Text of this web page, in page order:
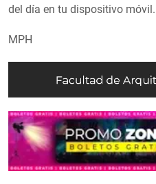
del día en tu dispositivo móvil.
MPH